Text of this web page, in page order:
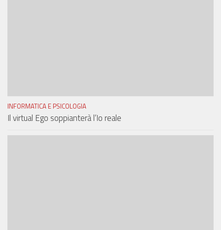
INFORMATICA E PSICOLOGIA
Il virtual Ego soppianterà l’Io reale